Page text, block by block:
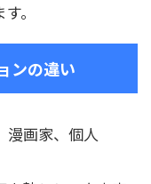
。
ンの違い
漫画家、個人